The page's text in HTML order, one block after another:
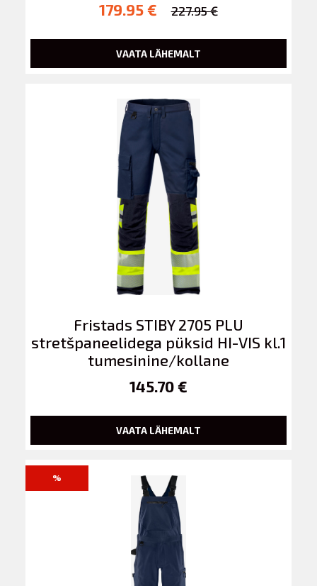
179.95 €
227.95 €
VAATA LÄHEMALT
Fristads STIBY 2705 PLU
stretšpaneelidega püksid HI-VIS kl.1
tumesinine/kollane
145.70 €
VAATA LÄHEMALT
%